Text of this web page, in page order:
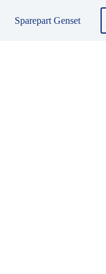
Sparepart Genset